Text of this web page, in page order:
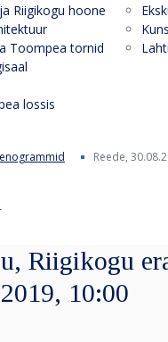
Riigikogu hoone
Toompea tornid
lossis
Reede,
Riigikogu
10:00